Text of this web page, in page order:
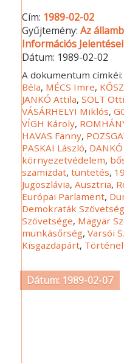
Cím: 1989-02-02
Gyűjtemény:Az
Információs Jelentései
Dátum: 1989-02-02
A dokumentum
Béla, MÉCS Imre,
JANKÓ Attila,SOLT
VÁSÁRHELYI Miklós,
VÍGH Károly,
HAVAS Fanny,
PASKAI László,
környezetvédelem,
szamizdat,tüntetés,
Jugoszlávia,Ausztria,
Európai Parlament,
Demokraták
Szövetsége, Magyar
munkásőrség,Varsói
Kisgazdapárt,
Dátum: 1989-02-07